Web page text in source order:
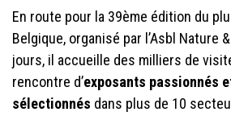
En route pour la 39ème édition du
Belgique, organisé par l’Asbl Nature
jours, il accueille des milliers de
rencontre d’exposants passionnés
sélectionnés dans plus de 10